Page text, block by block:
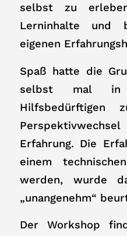
selbst zu
Lerninhalte
eigenen
Spaß hatte die
selbst mal
Hilfsbedürftigen
Erfahrung. Die
einem
werden, wurde
„unangenehm“
Der Workshop